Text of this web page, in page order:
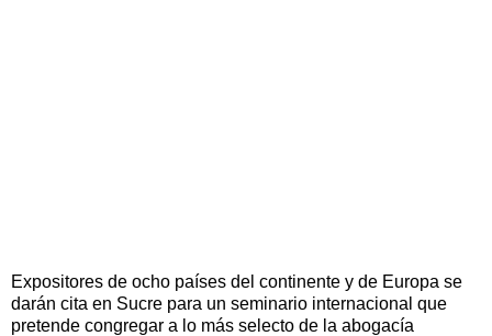
Expositores de ocho países del continente y de Europa se
darán cita en Sucre para un seminario internacional que
pretende congregar a lo más selecto de la abogacía